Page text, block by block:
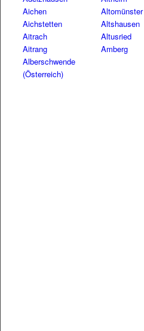
Aichen
Aichstetten
Aitrach
Aitrang
Alberschwende
(Österreich)
Altomünster
Altshausen
Altusried
Amberg